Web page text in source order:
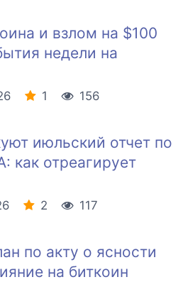
и взлом на $100
недели на
1
156
июльский отчет по
как отреагирует
2
117
по акту о ясности
на биткоин